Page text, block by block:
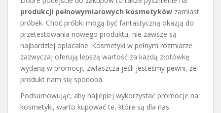
produkcji pełnowymiarowych kosmetyków zamiast
próbek. Choć próbki mogą być fantastyczną okazją do
przetestowania nowego produktu, nie zawsze są
najbardziej opłacalne. Kosmetyki w pełnym rozmiarze
zazwyczaj oferują lepszą wartość za każdą złotówkę
wydaną w promocji, zwłaszcza jeśli jesteśmy pewni, że
produkt nam się spodoba.
Podsumowując, aby najlepiej wykorzystać promocje na
kosmetyki, warto kupować te, które są dla nas